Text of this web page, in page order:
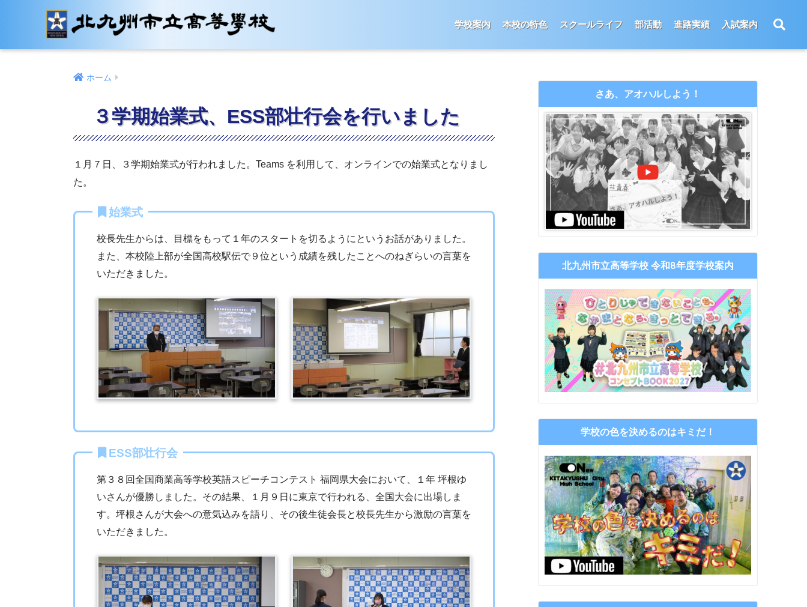
学校案内 本校の特色 スクールライフ 部活動 進路実績 入試案内
ホーム
３学期始業式、ESS部壮行会を行いました
１月７日、３学期始業式が行われました。Teams を利用して、オンラインでの始業式となりまし
た。
始業式
校長先生からは、目標をもって１年のスタートを切るようにというお話がありました。
また、本校陸上部が全国高校駅伝で９位という成績を残したことへのねぎらいの言葉を
いただきました。
ESS部壮行会
第３８回全国商業高等学校英語スピーチコンテスト 福岡県大会において、１年 坪根ゆ
いさんが優勝しました。その結果、１月９日に東京で行われる、全国大会に出場しま
す。坪根さんが大会への意気込みを語り、その後生徒会長と校長先生から激励の言葉を
いただきました。
さあ、アオハルしよう！
北九州市立高等学校 令和8年度学校案内
学校の色を決めるのはキミだ！